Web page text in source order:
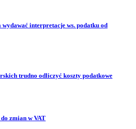
interpretacje ws. podatku od
trudno odliczyć koszty podatkowe
zmian w VAT